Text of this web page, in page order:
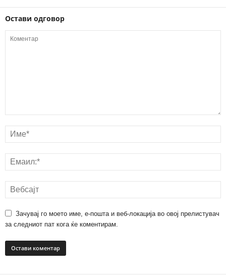
Остави одговор
Зачувај го моето име, е-пошта и веб-локација во овој прелистувач
за следниот пат кога ќе коментирам.